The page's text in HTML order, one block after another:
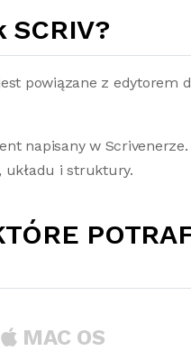
powiązane z
napisany w
układu i struktury.
MAC OS